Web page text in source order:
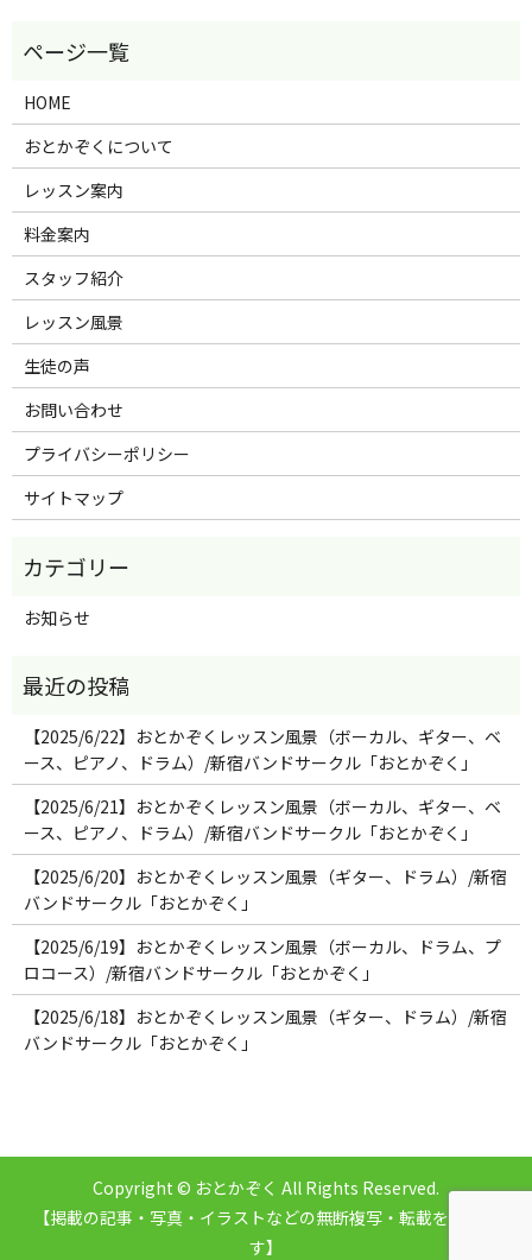
HOME
おとかぞくについて
レッスン案内
料金案内
スタッフ紹介
レッスン風景
生徒の声
お問い合わせ
プライバシーポリシー
サイトマップ
お知らせ
【2025/6/22】おとかぞくレッスン風景（ボーカル、ギター、ベ
ース、ピアノ、ドラム）/新宿バンドサークル「おとかぞく」
【2025/6/21】おとかぞくレッスン風景（ボーカル、ギター、ベ
ース、ピアノ、ドラム）/新宿バンドサークル「おとかぞく」
【2025/6/20】おとかぞくレッスン風景（ギター、ドラム）/新宿
バンドサークル「おとかぞく」
【2025/6/19】おとかぞくレッスン風景（ボーカル、ドラム、プ
ロコース）/新宿バンドサークル「おとかぞく」
【2025/6/18】おとかぞくレッスン風景（ギター、ドラム）/新宿
バンドサークル「おとかぞく」
Copyright © おとかぞく All Rights Reserved.
【掲載の記事・写真・イラストなどの無断複写・転載を禁じま
す】